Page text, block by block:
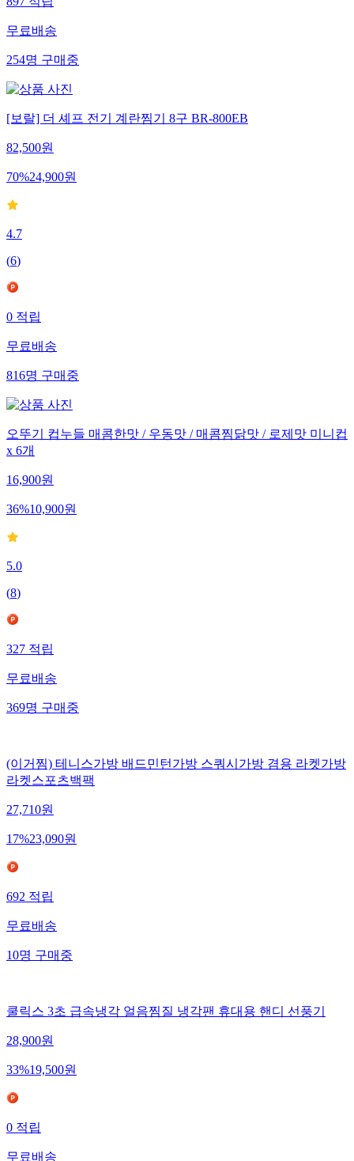
무료배송
254명 구매중
[보랄] 더 셰프 전기 계란찜기 8구 BR-800EB
82,500원
70%24,900원
4.7
(6)
0 적립
무료배송
816명 구매중
오뚜기 컵누들 매콤한맛 / 우동맛 / 매콤찜닭맛 / 로제맛 미니컵
x 6개
16,900원
36%10,900원
5.0
(8)
327 적립
무료배송
369명 구매중
(이거찜) 테니스가방 배드민턴가방 스쿼시가방 겸용 라켓가방
라켓스포츠백팩
27,710원
17%23,090원
692적립
무료배송
10명구매중
쿨릭스 3초 급속냉각 얼음찜질 냉각팬 휴대용 핸디 선풍기
28,900원
33%19,500원
0적립